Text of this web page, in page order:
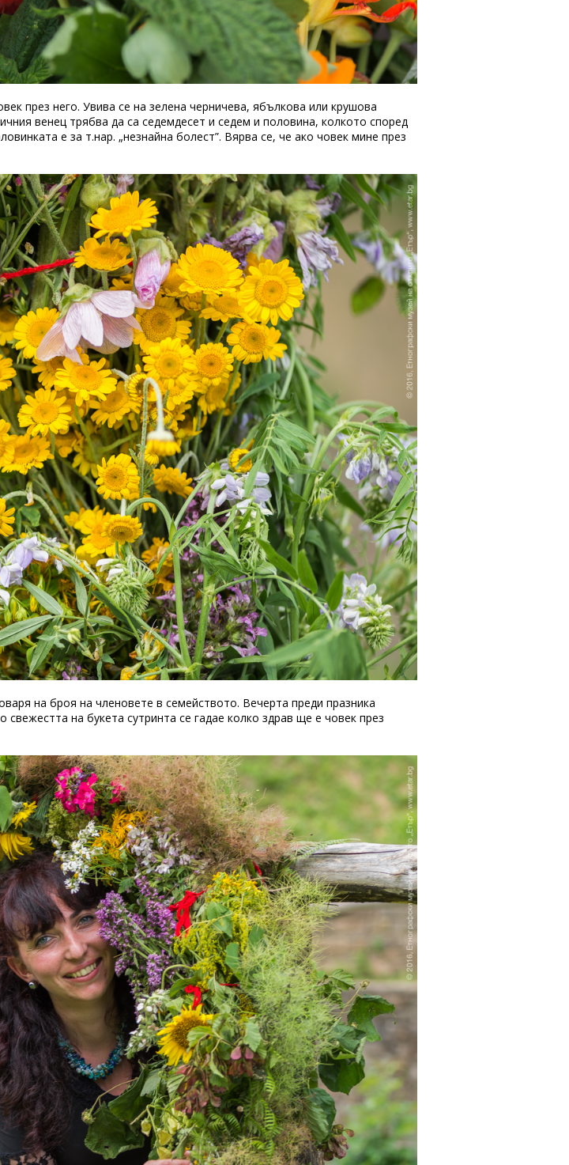
през него. Увива се на зелена черничева, ябълкова или крушова
венец трябва да са седемдесет и седем и половина, колкото според
е за т.нар. „незнайна болест”. Вярва се, че ако човек мине през
на броя на членовете в семейството. Вечерта преди празника
на букета сутринта се гадае колко здрав ще е човек през